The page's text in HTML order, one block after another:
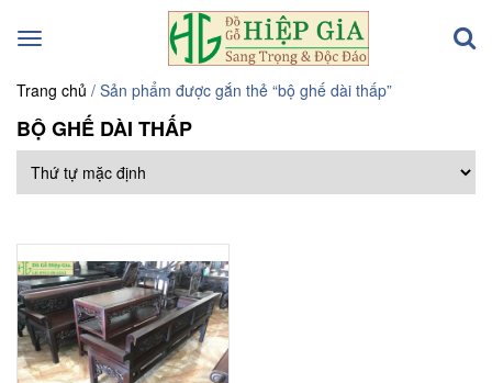
Toggle
Trang chủ / Sản phẩm được gắn thẻ “bộ ghế dài thấp”
BỘ GHẾ DÀI THẤP